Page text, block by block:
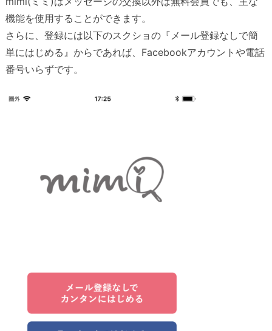
機能を使用することができます。
さらに、登録には以下のスクショの『メール登録なしで簡
単にはじめる』からであれば、Facebookアカウントや電話
番号いらずです。